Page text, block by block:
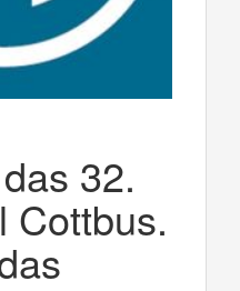
32.
Cottbus.